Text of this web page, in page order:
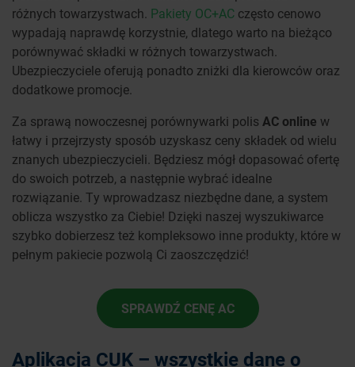
różnych towarzystwach. Pakiety OC+AC często cenowo
wypadają naprawdę korzystnie, dlatego warto na bieżąco
porównywać składki w różnych towarzystwach.
Ubezpieczyciele oferują ponadto zniżki dla kierowców oraz
dodatkowe promocje.
Za sprawą nowoczesnej porównywarki polis AC online w
łatwy i przejrzysty sposób uzyskasz ceny składek od wielu
znanych ubezpieczycieli. Będziesz mógł dopasować ofertę
do swoich potrzeb, a następnie wybrać idealne
rozwiązanie. Ty wprowadzasz niezbędne dane, a system
oblicza wszystko za Ciebie! Dzięki naszej wyszukiwarce
szybko dobierzesz też kompleksowo inne produkty, które w
pełnym pakiecie pozwolą Ci zaoszczędzić!
SPRAWDŹ CENĘ AC
Aplikacja CUK – wszystkie dane o